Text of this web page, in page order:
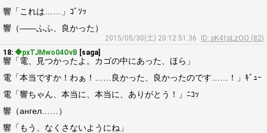
響「これは……」ｺﾞｿｯ
響（――ふふ、良かった）
2015/05/30(土) 20:12:51.36
ID: pK41pLzOO (82)
18: ◆pxTJMwo04OvB [saga]
響「電、見つかったよ。カゴの中にあった、ほら」
電「本当ですか！わぁ！……良かった、良かったのです……！」ｷﾞｭｰ
電「響ちゃん、本当に、本当に、ありがとう！」ﾆｺｯ
響（ангел……）
響「もう、なくさないようにね」